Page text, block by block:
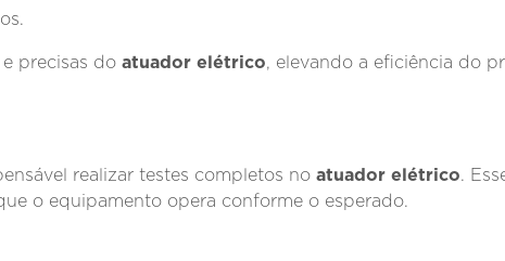
e precisas doatuador elétrico, elevando a eficiência do
realizar testes completos noatuador elétrico.
o equipamento opera conforme o esperado.